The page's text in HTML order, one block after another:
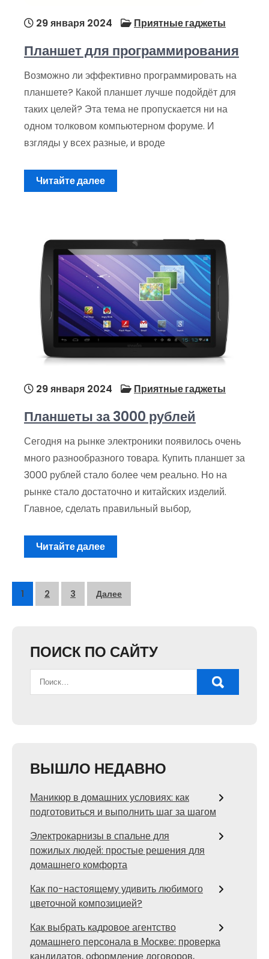
29 января 2024 Приятные гаджеты
Планшет для программирования
Возможно ли эффективно программировать на
планшете? Какой планшет лучше подойдёт для
таких целей? Эта тема не пропускается ни на
одном толковом компьютерном форуме. И
взгляды у всех разные, и вроде
Читайте далее
29 января 2024 Приятные гаджеты
Планшеты за 3000 рублей
Сегодня на рынке электроники появилось очень
много разнообразного товара. Купить планшет за
3000 рублей стало более чем реально. Но на
рынке стало достаточно и китайских изделий.
Главное, сделать правильный выбор,
Читайте далее
Пагинация
1 2 3 Далее
ПОИСК ПО САЙТУ
ВЫШЛО НЕДАВНО
Маникюр в домашних условиях: как
подготовиться и выполнить шаг за шагом
Электрокарнизы в спальне для
пожилых людей: простые решения для
домашнего комфорта
Как по-настоящему удивить любимого
цветочной композицией?
Как выбрать кадровое агентство
домашнего персонала в Москве: проверка
кандидатов, оформление договоров,